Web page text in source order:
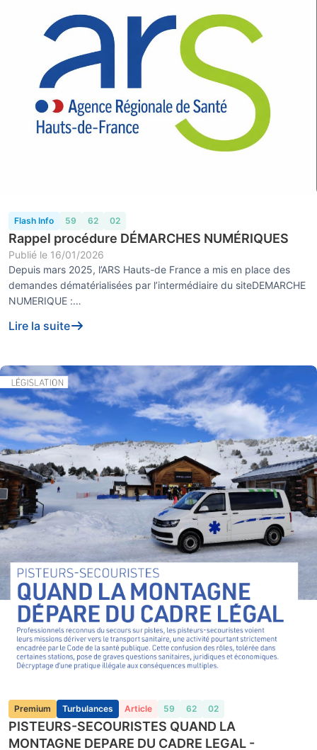
Flash Info 59 62 02
Rappel procédure DÉMARCHES NUMÉRIQUES
Publié le 16/01/2026
Depuis mars 2025, l’ARS Hauts-de France a mis en place des
demandes dématérialisées par l’intermédiaire du siteDEMARCHE
NUMERIQUE :
demandes conc...
Lire la suite
Premium Turbulances Article 59 62 02
PISTEURS-SECOURISTES QUAND LA
MONTAGNE DEPARE DU CADRE LEGAL -